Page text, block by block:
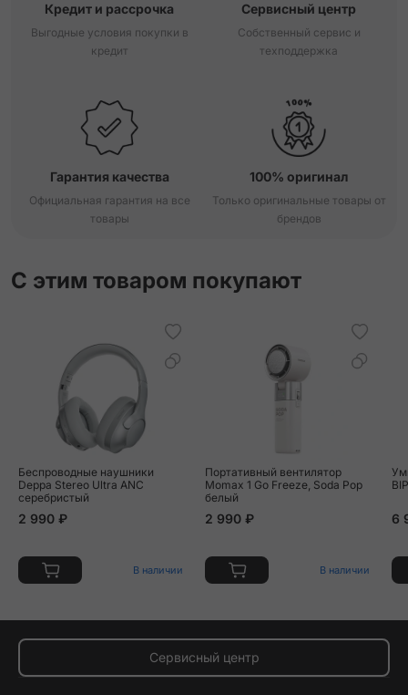
Кредит и рассрочка
Выгодные условия покупки в
кредит
Сервисный центр
Собственный сервис и
техподдержка
Гарантия качества
Официальная гарантия на все
товары
100% оригинал
Только оригинальные товары от
брендов
С этим товаром покупают
Беспроводные наушники
Deppa Stereo Ultra ANC
серебристый
2 990 ₽
В наличии
Портативный вентилятор
Momax 1 Go Freeze, Soda Pop
белый
2 990 ₽
В наличии
6
Сервисный центр